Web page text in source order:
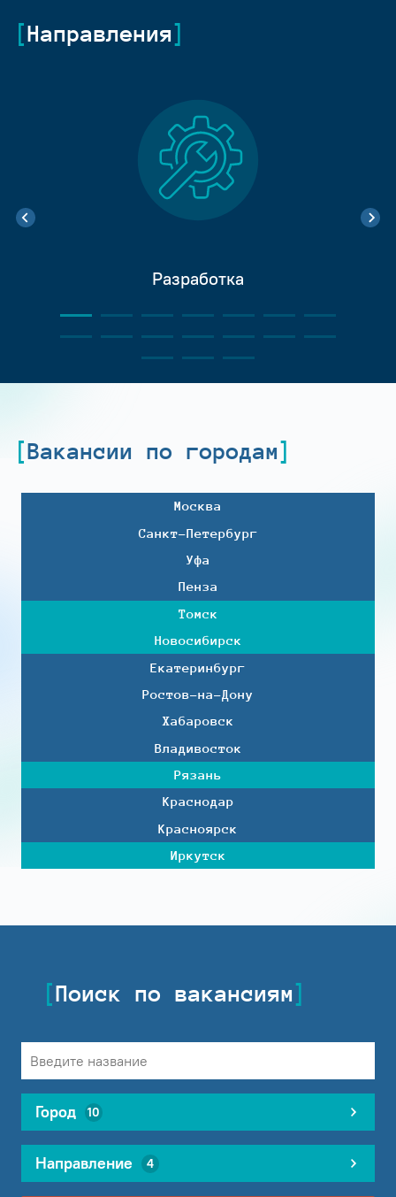
Направления
Разработка
Вакансии по городам
Москва
Санкт-Петербург
Уфа
Пенза
Томск
Новосибирск
Екатеринбург
Ростов-на-Дону
Хабаровск
Владивосток
Рязань
Краснодар
Красноярск
Иркутск
Поиск по вакансиям
Город 10
Направление 4